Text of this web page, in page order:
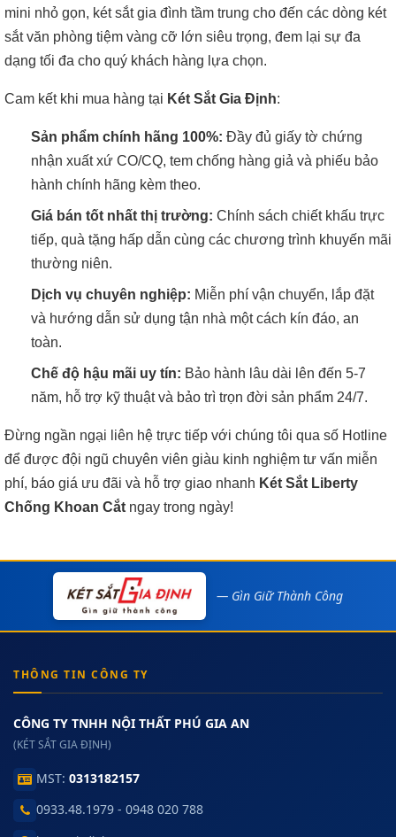
mini nhỏ gọn, két sắt gia đình tầm trung cho đến các dòng két
sắt văn phòng tiệm vàng cỡ lớn siêu trọng, đem lại sự đa
dạng tối đa cho quý khách hàng lựa chọn.
Cam kết khi mua hàng tại Két Sắt Gia Định:
Sản phẩm chính hãng 100%: Đầy đủ giấy tờ chứng
nhận xuất xứ CO/CQ, tem chống hàng giả và phiếu bảo
hành chính hãng kèm theo.
Giá bán tốt nhất thị trường: Chính sách chiết khấu trực
tiếp, quà tặng hấp dẫn cùng các chương trình khuyến mãi
thường niên.
Dịch vụ chuyên nghiệp: Miễn phí vận chuyển, lắp đặt
và hướng dẫn sử dụng tận nhà một cách kín đáo, an
toàn.
Chế độ hậu mãi uy tín: Bảo hành lâu dài lên đến 5-7
năm, hỗ trợ kỹ thuật và bảo trì trọn đời sản phẩm 24/7.
Đừng ngần ngại liên hệ trực tiếp với chúng tôi qua số Hotline
để được đội ngũ chuyên viên giàu kinh nghiệm tư vấn miễn
phí, báo giá ưu đãi và hỗ trợ giao nhanh Két Sắt Liberty
Chống Khoan Cắt ngay trong ngày!
— Gìn Giữ Thành Công
THÔNG TIN CÔNG TY
CÔNG TY TNHH NỘI THẤT PHÚ GIA AN
(KÉT SẮT GIA ĐỊNH)
MST: 0313182157
0933.48.1979 - 0948 020 788